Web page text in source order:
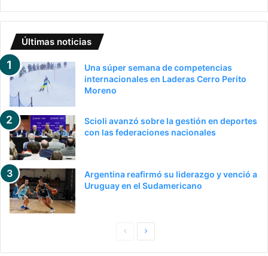
Últimas noticias
Una súper semana de competencias
internacionales en Laderas Cerro Perito
Moreno
Scioli avanzó sobre la gestión en deportes
con las federaciones nacionales
Argentina reafirmó su liderazgo y venció a
Uruguay en el Sudamericano